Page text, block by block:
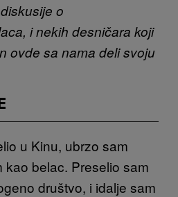
o
i nekih desničara koji
ovde sa nama deli svoju
u Kinu, ubrzo sam
kao belac. Preselio sam
društvo, i idalje sam